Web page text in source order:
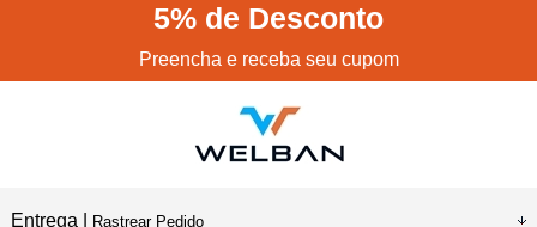
5% de Desconto
Preencha e receba seu cupom
Entrega | Rastrear Pedido